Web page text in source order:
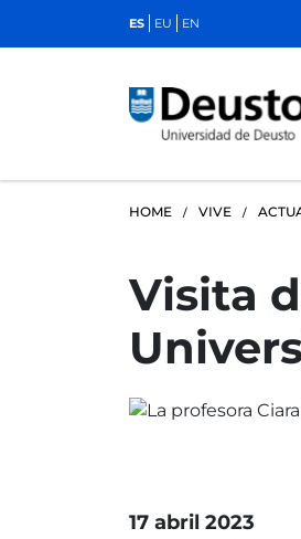
ES EU EN
HOME VIVE
Visita
17 abril 2023